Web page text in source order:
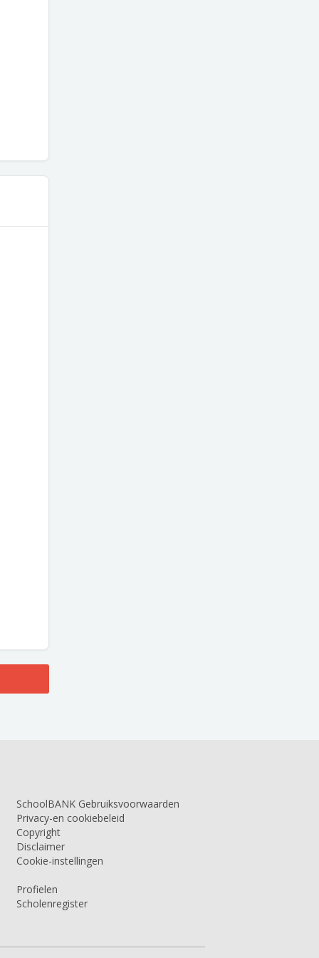
SchoolBANK Gebruiksvoorwaarden
Privacy-en cookiebeleid
Copyright
Disclaimer
Cookie-instellingen
Profielen
Scholenregister